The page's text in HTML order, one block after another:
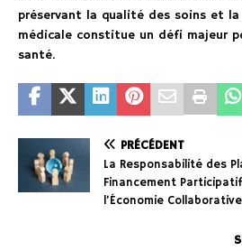
préservant la qualité des soins et
médicale constitue un défi majeur
santé.
PRÉCÉDENT
La Responsabilité des
Financement
l’Économie Collaborative